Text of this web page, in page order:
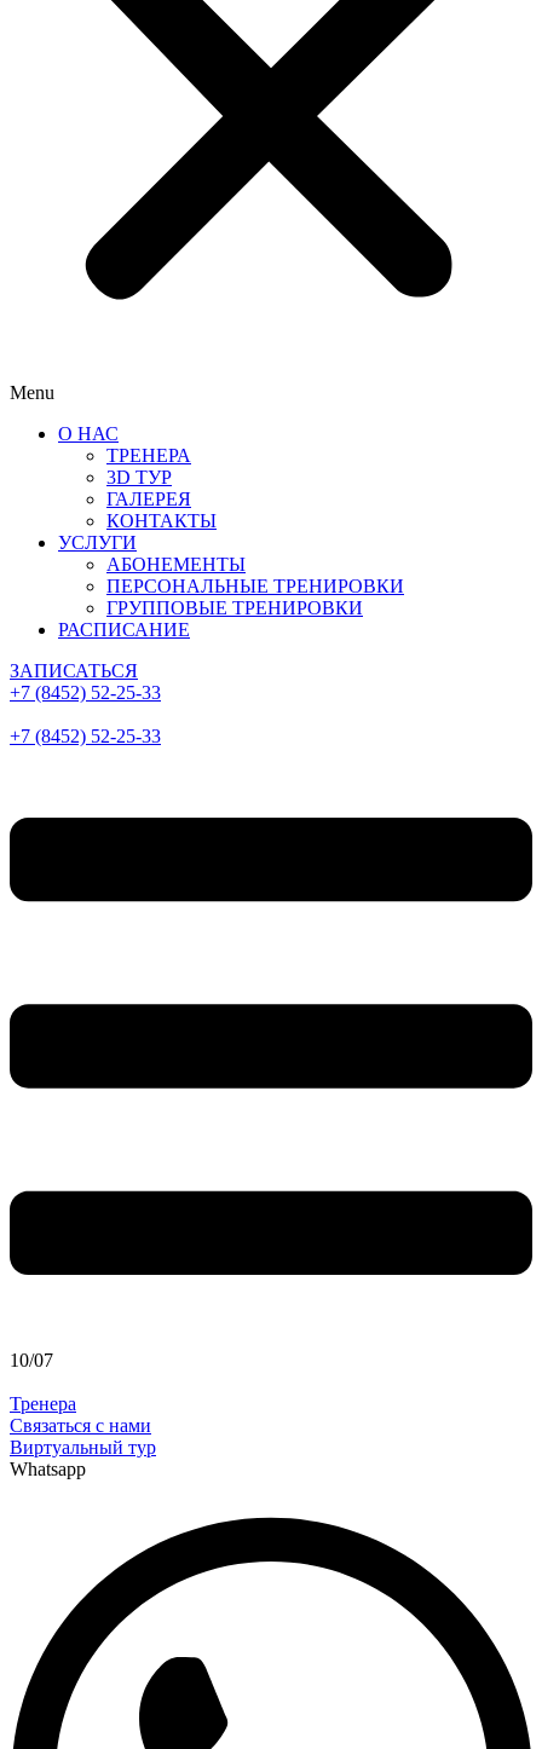
Menu
О НАС
ТРЕНЕРА
3D ТУР
ГАЛЕРЕЯ
КОНТАКТЫ
УСЛУГИ
АБОНЕМЕНТЫ
ПЕРСОНАЛЬНЫЕ ТРЕНИРОВКИ
ГРУППОВЫЕ ТРЕНИРОВКИ
РАСПИСАНИЕ
ЗАПИСАТЬСЯ
+7 (8452) 52-25-33
+7 (8452) 52-25-33
10/07
Тренера
Связаться с нами
Виртуальный тур
Whatsapp